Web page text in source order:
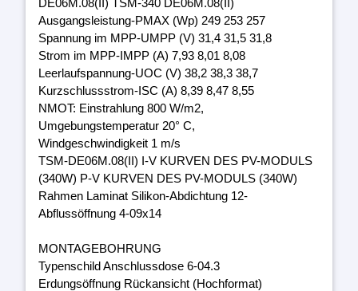
Ausgangsleistung-PMAX (Wp) 249 253 257
Spannung im MPP-UMPP (V) 31,4 31,5 31,8
Strom im MPP-IMPP (A) 7,93 8,01 8,08
Leerlaufspannung-UOC (V) 38,2 38,3 38,7
Kurzschlussstrom-ISC (A) 8,39 8,47 8,55
NMOT: Einstrahlung 800 W/m2,
Umgebungstemperatur 20° C,
Windgeschwindigkeit 1 m/s
TSM-DE06M.08(II) I-V KURVEN DES PV-MODULS
(340W) P-V KURVEN DES PV-MODULS (340W)
Rahmen Laminat Silikon-Abdichtung 12-
Abflussöffnung 4-09x14
MONTAGEBOHRUNG
Typenschild Anschlussdose 6-04.3
Erdungsöffnung Rückansicht (Hochformat)